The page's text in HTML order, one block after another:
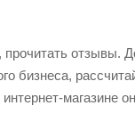
отзывы.
бизнеса,
магазине